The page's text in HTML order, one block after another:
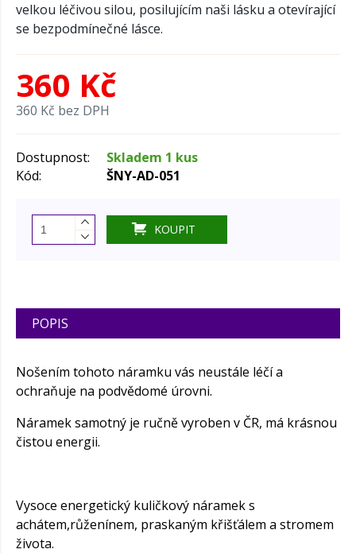
velkou léčivou silou, posilujícím naši lásku a otevírající
se bezpodmínečné lásce.
360 Kč
360 Kč bez DPH
Dostupnost:
Skladem 1 kus
Kód:
ŠNY-AD-051
KOUPIT
POPIS
Nošením tohoto náramku vás neustále léčí a
ochraňuje na podvědomé úrovni.
Náramek samotný je ručně vyroben v ČR, má krásnou
čistou energii.
Vysoce energetický kuličkový náramek s
achátem,růženínem, praskaným křišťálem a stromem
života.